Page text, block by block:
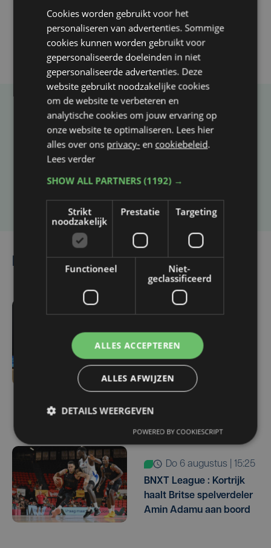
Taalfout opgemerkt?
Heb je een taal- of schrijffout opgemerkt in dit
artikel?
Lees ook
do 6 augustus | 17:07
Meteen een West-
Vlaamse derby:
kampioen Club Brugge
ontvangt promovendus
KV Kortrijk op
openingsspeeldag
do 6 augustus | 15:25
BNXT League : Kortrijk
haalt Britse spelverdeler
Amin Adamu aan boord
Cookies worden gebruikt voor het
personaliseren van advertenties. Sommige
cookies kunnen worden gebruikt voor
gepersonaliseerde doeleinden in niet
gepersonaliseerde advertenties. Deze
website gebruikt noodzakelijke cookies
om de website te verbeteren en
analytische cookies om jouw ervaring op
onze website te optimaliseren. Lees hier
alles over ons privacy- en cookiebeleid.
Lees verder
SHOW ALL PARTNERS(1192) →
Strikt
noodzakelijk
Prestatie Targeting
Functioneel
Niet-
geclassificeerd
ALLES ACCEPTEREN
ALLES AFWIJZEN
DETAILS WEERGEVEN
POWERED BY COOKIESCRIPT